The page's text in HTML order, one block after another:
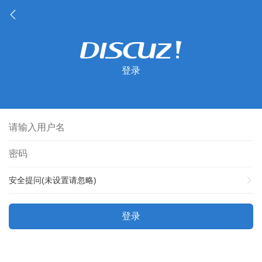
登录
安全提问(未设置请忽略)
登录